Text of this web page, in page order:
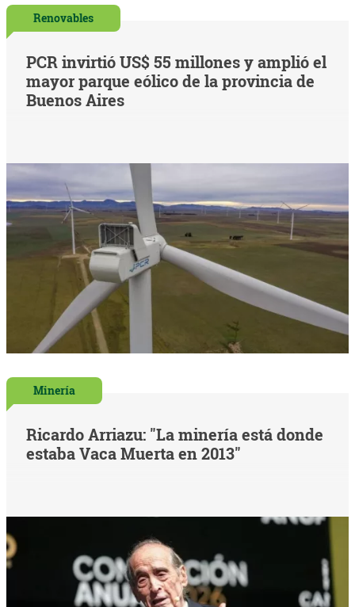
Renovables
PCR invirtió US$ 55 millones y amplió el
mayor parque eólico de la provincia de
Buenos Aires
Minería
Ricardo Arriazu: "La minería está donde
estaba Vaca Muerta en 2013"